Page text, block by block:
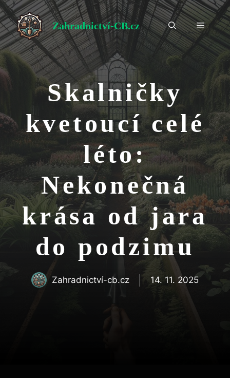
Přeskočit
na
obsah
Zahradnictví-CB.cz Menu
Skalničky
kvetoucí celé
léto:
Nekonečná
krása od jara
do podzimu
Zahradnictví-cb.cz 14. 11. 2025